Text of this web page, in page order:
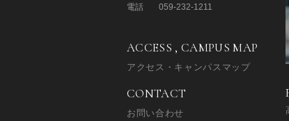
電話
059-232-1211
ACCESS , CAMPUS MAP
アクセス・キャンパスマップ
CONTACT
お問い合わせ